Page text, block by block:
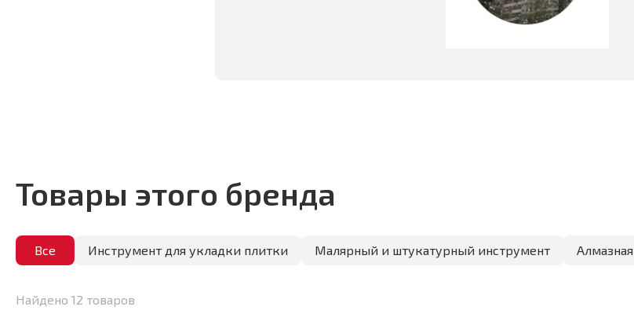
Товары этого бренда
Все Инструмент для укладки плитки Малярный и штукатурный инструмент
Найдено 12 товаров